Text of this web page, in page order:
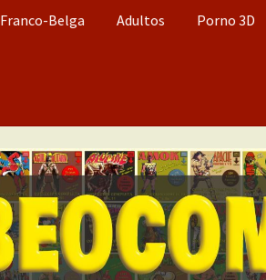
Franco-Belga Adultos Porno 3D